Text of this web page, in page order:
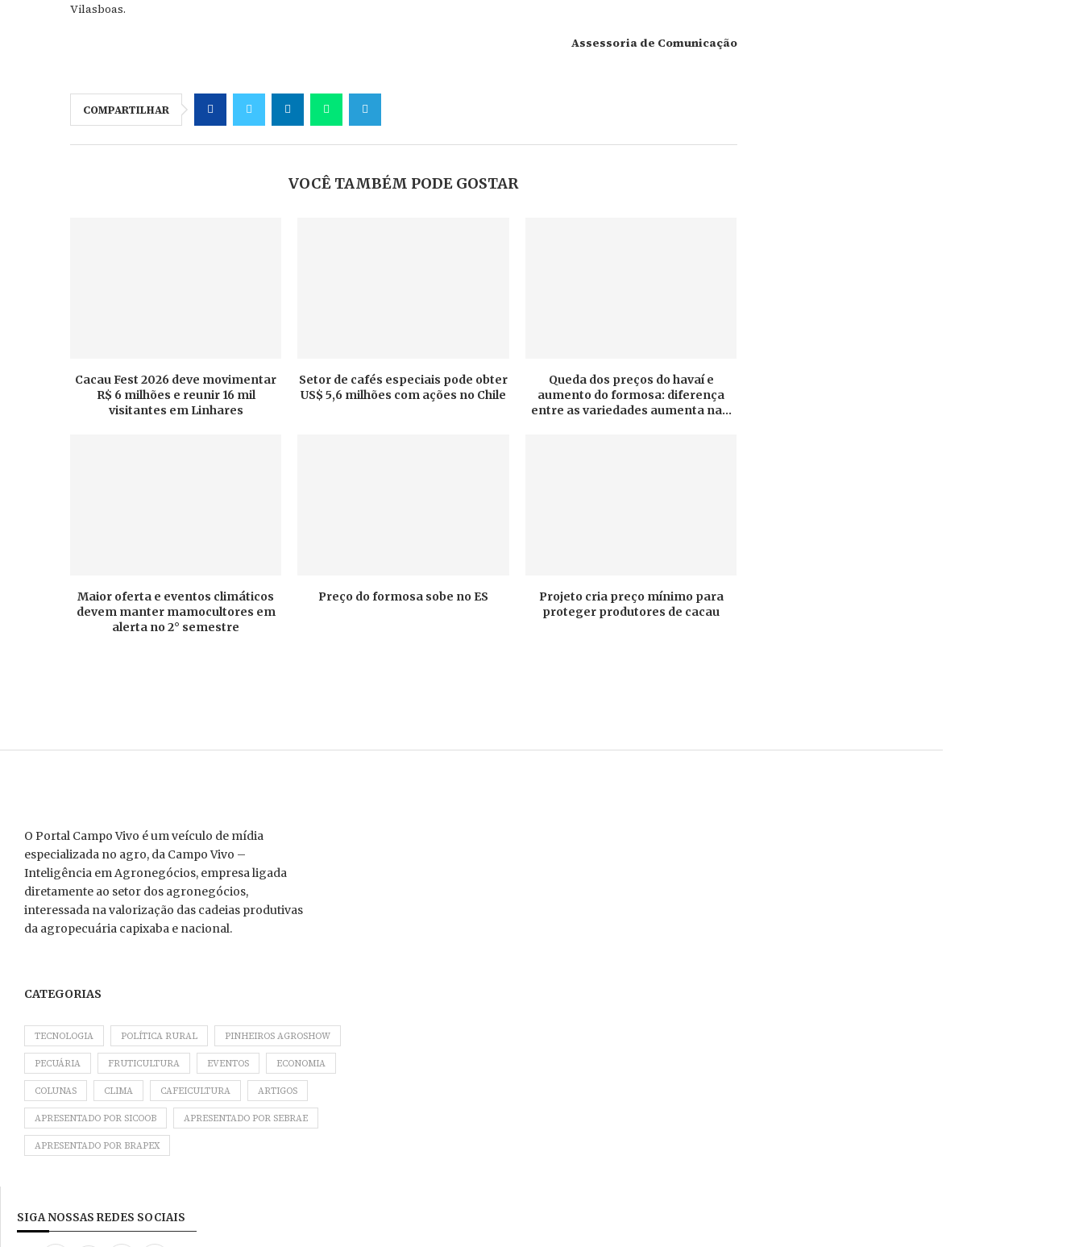
Vilasboas.
Assessoria de Comunicação
COMPARTILHAR
VOCÊ TAMBÉM PODE GOSTAR
Cacau Fest 2026 deve movimentar
R$ 6 milhões e reunir 16 mil
visitantes em Linhares
Setor de cafés especiais pode obter
US$ 5,6 milhões com ações no Chile
Queda dos preços do havaí e
aumento do formosa: diferença
entre as variedades aumenta na...
Maior oferta e eventos climáticos
devem manter mamocultores em
alerta no 2° semestre
Preço do formosa sobe no ES
Projeto cria preço mínimo para
proteger produtores de cacau
O Portal Campo Vivo é um veículo de mídia
especializada no agro, da Campo Vivo –
Inteligência em Agronegócios, empresa ligada
diretamente ao setor dos agronegócios,
interessada na valorização das cadeias produtivas
da agropecuária capixaba e nacional.
CATEGORIAS
TECNOLOGIA POLÍTICA RURAL PINHEIROS AGROSHOW
PECUÁRIA FRUTICULTURA EVENTOS ECONOMIA
COLUNAS CLIMA CAFEICULTURA ARTIGOS
APRESENTADO POR SICOOB APRESENTADO POR SEBRAE
APRESENTADO POR BRAPEX
SIGA NOSSAS REDES SOCIAIS